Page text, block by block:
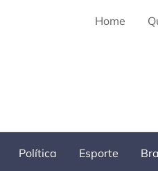
Home
Política Esporte